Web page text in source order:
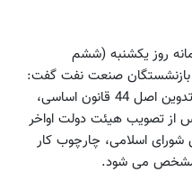
روز یکشنبه (ششم
بازنشستگان صنعت نفت گفت:
با توجه به قوانین موجود و در دست تدوین اصل 44 قانون اساسی،
از تصویب هیئت دولت اواخر
اسلامی، چارچوب کار
مشخص می شود.